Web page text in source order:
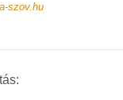
szov.hu